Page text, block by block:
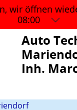
wir öffnen
08:00
Auto
Inh.